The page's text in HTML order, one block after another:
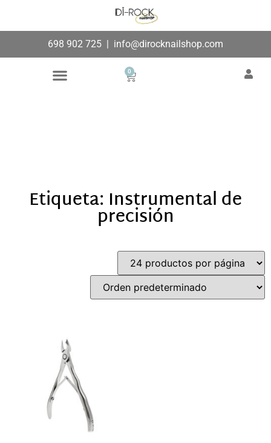
698 902 725 | info@dirocknailshop.com
0
Etiqueta: Instrumental de
precisión